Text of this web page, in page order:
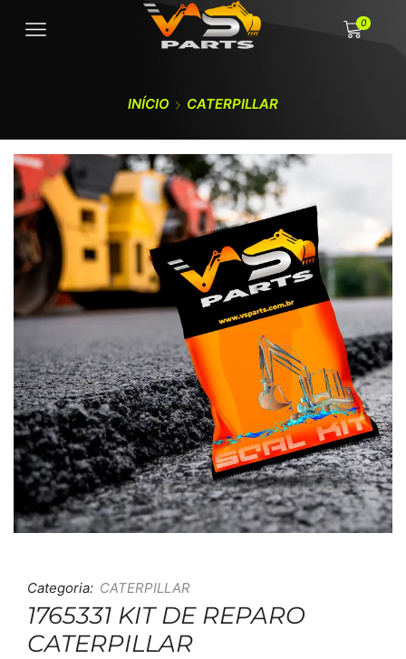
0
INÍCIO CATERPILLAR
Categoria: CATERPILLAR
1765331 KIT DE REPARO
CATERPILLAR